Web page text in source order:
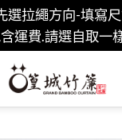
選拉繩方向-填寫
運費.請選自取一